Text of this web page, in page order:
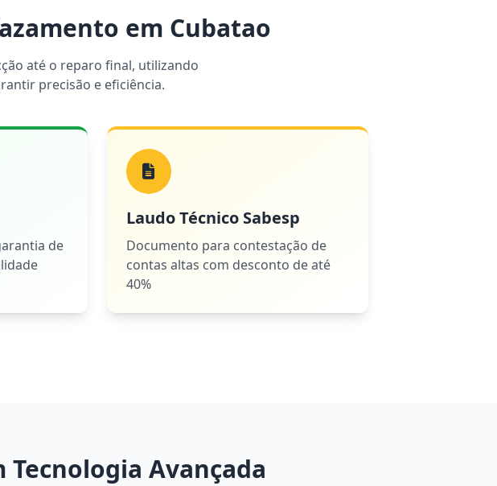
em Cubatao
até o reparo final, utilizando
precisão e eficiência.
de
Laudo Técnico Sabesp
Documento para contestação de
contas altas com desconto de até
40%
Tecnologia Avançada